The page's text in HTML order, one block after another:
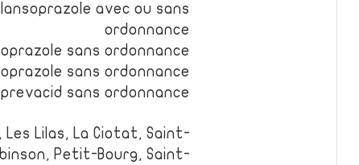
avec ou sans
ordonnance
sans ordonnance
sans ordonnance
sans ordonnance
Lilas, La Ciotat, Saint-
Petit-Bourg, Saint-